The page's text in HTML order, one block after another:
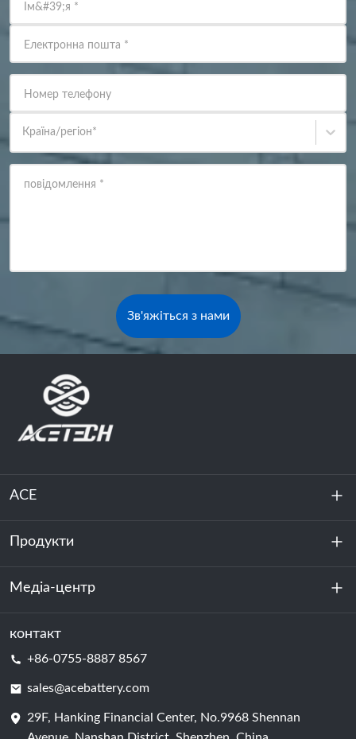
Ім&#39;я *
Електронна пошта *
Номер телефону
Країна/регіон*
повідомлення *
Зв'яжіться з нами
ACE
Про нас
Стійкість
Продукти
Зберігання енергії
Центр обробки даних та серверна кімната
Елемент батареї
Медіа-центр
Новини
контакт
+86-0755-8887 8567
sales@acebattery.com
29F, Hanking Financial Center, No.9968 Shennan